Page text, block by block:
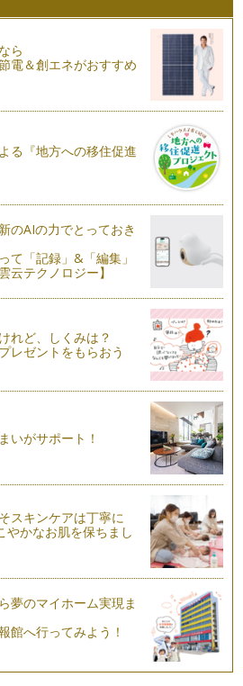
その１、をお伝えしました。簡単に
ど…
、さまざまな失敗を経験します。そ
を振り返る
というママも多いことでしょうね。
は、ほぼ手…
、どうしたらいいの？
ンカにどう関わるか？をお伝えしま
み…
わればいいの？【その２】
どうしのケンカを「人間関係を学ぶ
機会」ととら…
わればいいの？【その１】
ついて、親の対応はいろいろ違いま
、叱る、ほっ…
ョン
どもにまつわる人間関係が生まれま
育園・幼稚園…
なこと
？」「褒める子育ての落とし穴！」
ついて書き…
コツ」の第二弾です。 前回のお話
言…
幼稚園のおたよりにも「たくさん褒
ら
電＆創エネがおすすめ
る『地方への移住促進
のAIの力でとっておき
て「記録」&「編集」
云テクノロジー】
れど、しくみは？
レゼントをもらおう
いがサポート！
スキンケアは丁寧に
やかなお肌を保ちまし
夢のマイホーム実現ま
館へ行ってみよう！